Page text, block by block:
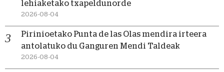
lehiaketako txapeldunorde
2026-08-04
Pirinioetako Punta de las Olas mendira irteera
antolatuko du Ganguren Mendi Taldeak
2026-08-04